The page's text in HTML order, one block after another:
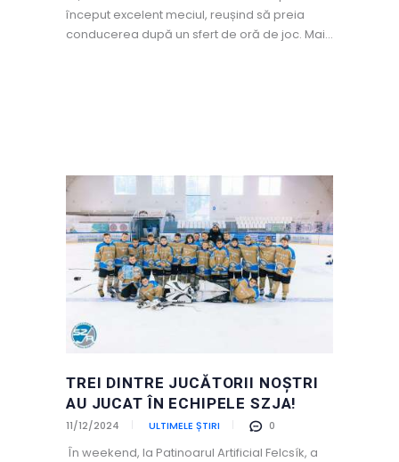
început excelent meciul, reușind să preia
conducerea după un sfert de oră de joc. Mai…
TREI DINTRE JUCĂTORII NOȘTRI
AU JUCAT ÎN ECHIPELE SZJA!
11/12/2024 ULTIMELE ȘTIRI 0
În weekend, la Patinoarul Artificial Felcsík, a